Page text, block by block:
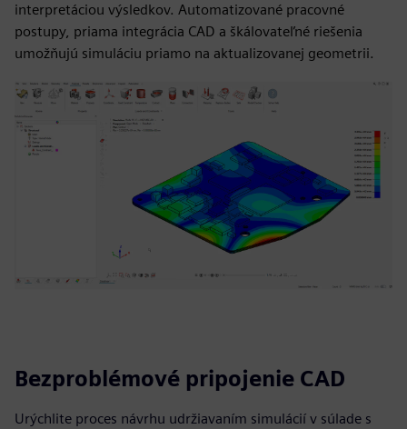
interpretáciou výsledkov. Automatizované pracovné
postupy, priama integrácia CAD a škálovateľné riešenia
umožňujú simuláciu priamo na aktualizovanej geometrii.
Bezproblémové pripojenie CAD
Urýchlite proces návrhu udržiavaním simulácií v súlade s